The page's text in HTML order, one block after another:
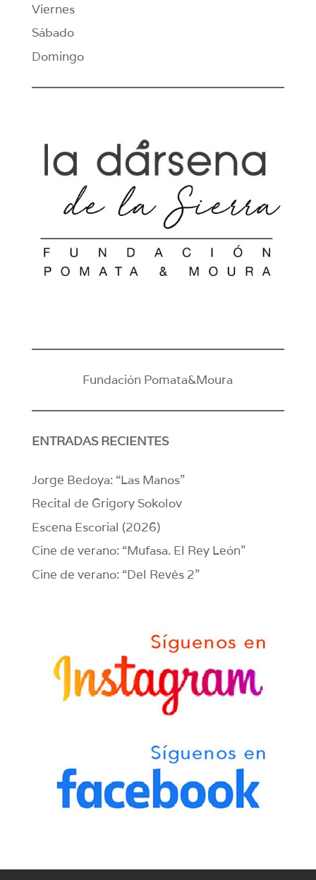
Viernes
Sábado
Domingo
Fundación Pomata&Moura
ENTRADAS RECIENTES
Jorge Bedoya: “Las Manos”
Recital de Grigory Sokolov
Escena Escorial (2026)
Cine de verano: “Mufasa. El Rey León”
Cine de verano: “Del Revés 2”